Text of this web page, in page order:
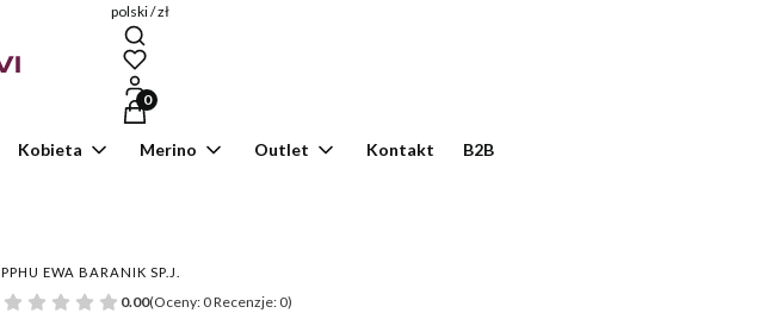
polski / zł
Produkty w koszyku: 0. Zobacz szczegóły
Kobieta Merino Outlet Kontakt B2B
PPHU EWA BARANIK SP.J.
0.00(Oceny: 0 Recenzje: 0)